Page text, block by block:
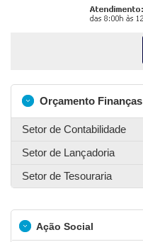
Orçamento Finanças
Setor de Contabilidade
Setor de Lançadoria
Setor de Tesouraria
Ação Social